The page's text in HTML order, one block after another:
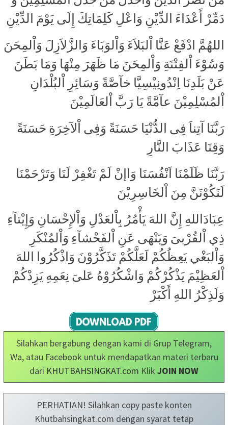
دَمِّرْ أَعْدَاءَ الدِّيْنِ وَاعْلِ كَلِمَاتِكَ إِلَى يَوْمَ الدِّيْنِ
اللهُمَّ ادْفَعْ عَنَّا اْلبَلاَءَ وَاْلوَبَاءَ وَالزَّلاَزِلَ وَاْلمِحَنَ
وَسُوْءَ اْلفِتْنَةِ وَاْلمِحَنَ مَا ظَهَرَ مِنْهَا وَمَا بَطَنَ
عَنْ بَلَدِنَا اِنْدُونِيْسِيَّا خآصَّةً وَسَائِرِ اْلبُلْدَانِ
اْلمُسْلِمِيْنَ عآمَّةً يَا رَبَّ اْلعَالَمِيْنَ
رَبَّنَا آتِناَ فِى الدُّنْيَا حَسَنَةً وَفِى اْلآخِرَةِ حَسَنَةً
وَقِنَا عَذَابَ النَّارِ
لَنَكُوْنَنَّ مِنَ اْلخَاسِرِيْنَ
عِبَادَاللهِ إِنَّ اللهَ يَأْمُرُ بِاْلعَدْلِ وَاْلإِحْسَانِ وَإِيْتآءِ
ذِي اْلقُرْبىَ وَيَنْهَى عَنِ اْلفَحْشآءِ وَاْلمُنْكَرِ
وَاْلبَغْي يَعِظُكُمْ لَعَلَّكُمْ تَذَكَّرُوْنَ وَاذْكُرُوا اللهَ
اْلعَظِيْمَ يَذْكُرْكُمْ وَاشْكُرُوْهُ عَلىَ نِعَمِهِ يَزِدْكُمْ
وَلَذِكْرُ اللهِ أَكْبَرْ
Silahkan bergabung dengan kami di Grup Telegram,
Wa, atau Facebook untuk mendapatkan materi terbaru
dari KHUTBAHSINGKAT.com Klik JOIN NOW
PERHATIAN! Silahkan copy paste konten
Khutbahsingkat.com dengan syarat tetap